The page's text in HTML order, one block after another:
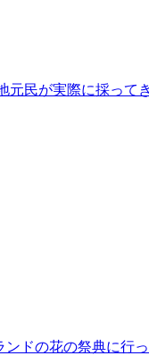
元民が実際に採って
ンドの花の祭典に行